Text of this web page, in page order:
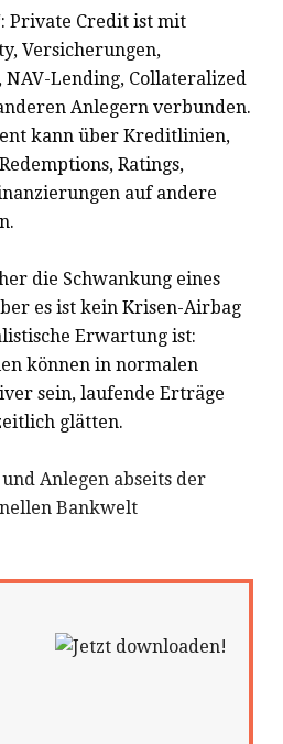
Private Credit ist mit
Versicherungen,
Lending, Collateralized
Anlegern verbunden.
kann über Kreditlinien,
Ratings,
auf andere
die Schwankung eines
es ist kein Krisen-Airbag
Erwartung ist:
können in normalen
sein, laufende Erträge
glätten.